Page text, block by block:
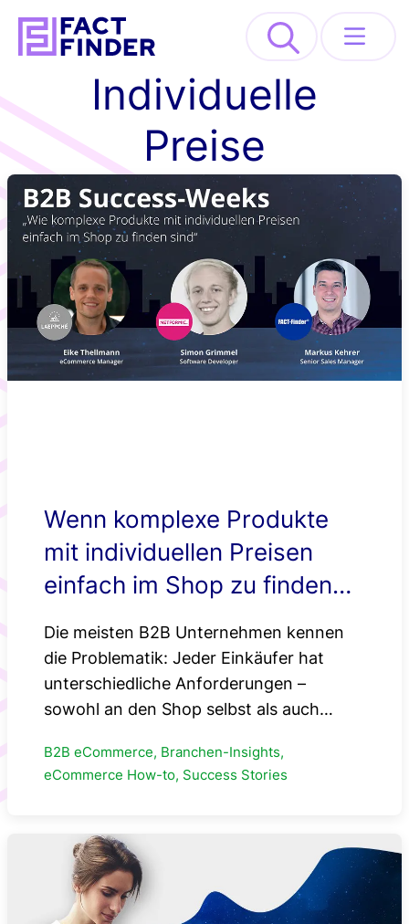
Lösungen
Industrien
Ressourcen
About
REQUEST DEMO
Individuelle
Preise
Wenn komplexe Produkte
mit individuellen Preisen
einfach im Shop zu finden
Die meisten B2B Unternehmen kennen
die Problematik: Jeder Einkäufer hat
unterschiedliche Anforderungen –
sowohl an den Shop selbst als auch…
B2B eCommerce, Branchen-Insights,
eCommerce How-to, Success Stories